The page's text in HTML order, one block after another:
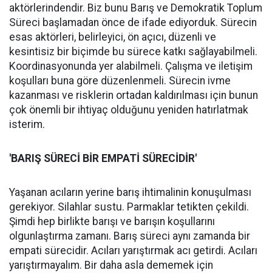
aktörlerindendir. Biz bunu Barış ve Demokratik Toplum
Süreci başlamadan önce de ifade ediyorduk. Sürecin
esas aktörleri, belirleyici, ön açıcı, düzenli ve
kesintisiz bir biçimde bu sürece katkı sağlayabilmeli.
Koordinasyonunda yer alabilmeli. Çalışma ve iletişim
koşulları buna göre düzenlenmeli. Sürecin ivme
kazanması ve risklerin ortadan kaldırılması için bunun
çok önemli bir ihtiyaç olduğunu yeniden hatırlatmak
isterim.
'BARIŞ SÜRECİ BİR EMPATİ SÜRECİDİR'
Yaşanan acıların yerine barış ihtimalinin konuşulması
gerekiyor. Silahlar sustu. Parmaklar tetikten çekildi.
Şimdi hep birlikte barışı ve barışın koşullarını
olgunlaştırma zamanı. Barış süreci aynı zamanda bir
empati sürecidir. Acıları yarıştırmak acı getirdi. Acıları
yarıştırmayalım. Bir daha asla dememek için